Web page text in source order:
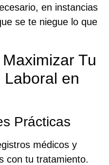
en instancias
se te niegue lo que
Tu
en
Prácticas
médicos y
con tu tratamiento.